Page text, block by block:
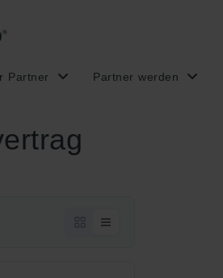
Partner Partner werden